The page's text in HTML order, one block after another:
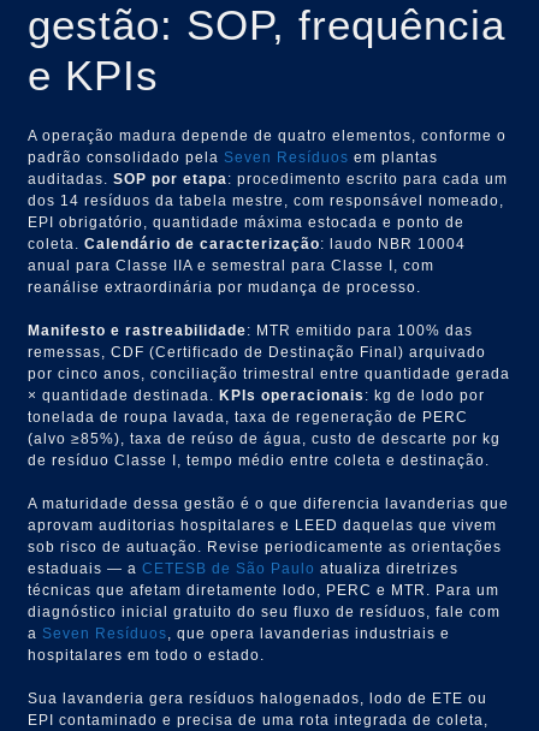
gestão: SOP, frequência
e KPIs
A operação madura depende de quatro elementos, conforme o
padrão consolidado pela Seven Resíduos em plantas
auditadas.SOP por etapa: procedimento escrito para cada um
dos 14 resíduos da tabela mestre, com responsável nomeado,
EPI obrigatório, quantidade máxima estocada e ponto de
coleta.Calendário de caracterização: laudo NBR 10004
anual para Classe IIA e semestral para Classe I, com
reanálise extraordinária por mudança de processo.
Manifesto e rastreabilidade: MTR emitido para 100% das
remessas, CDF (Certificado de Destinação Final) arquivado
por cinco anos, conciliação trimestral entre quantidade gerada
× quantidade destinada. KPIs operacionais : kg de lodo por
tonelada de roupa lavada, taxa de regeneração de PERC
(alvo ≥85%), taxa de reúso de água, custo de descarte por kg
de resíduo Classe I, tempo médio entre coleta e destinação.
A maturidade dessa gestão é o que diferencia lavanderias que
aprovam auditorias hospitalares e LEED daquelas que vivem
sob risco de autuação. Revise periodicamente as orientações
estaduais — aCETESB de São Paulo atualiza diretrizes
técnicas que afetam diretamente lodo, PERC e MTR. Para um
diagnóstico inicial gratuito do seu fluxo de resíduos, fale com
a Seven Resíduos, que opera lavanderias industriais e
hospitalares em todo o estado.
Sua lavanderia gera resíduos halogenados, lodo de ETE ou
EPI contaminado e precisa de uma rota integrada de coleta,